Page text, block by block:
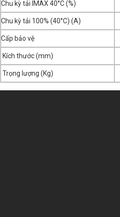
Chu kỳ tải IMAX 40°C (%)
Chu kỳ tải 100% (40°C) (A)
Cấp bảo vệ
Kích thước (mm)
Trọng lượng (Kg)